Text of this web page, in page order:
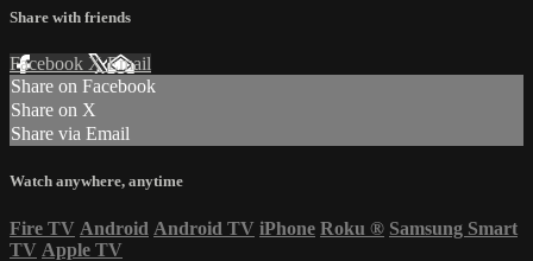
Share with friends
Facebook XEmail
Share on Facebook
Share on X
Share via Email
Watch anywhere, anytime
Fire TV Android Android TV iPhone Roku ® Samsung Smart
TV Apple TV